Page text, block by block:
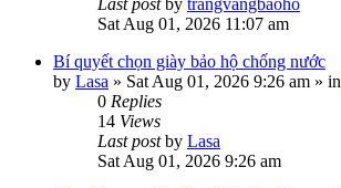
Last post by trangvangbaoho
Sat Aug 01, 2026 11:07 am
Bí quyết chọn giày bảo hộ chống nước
by Lasa » Sat Aug 01, 2026 9:26 am » in
0 Replies
14 Views
Last postby Lasa
Sat Aug 01, 2026 9:26 am